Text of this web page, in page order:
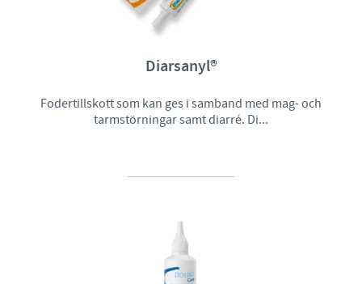
Diarsanyl®
Fodertillskott som kan ges i samband med mag- och
tarmstörningar samt diarré. Di...